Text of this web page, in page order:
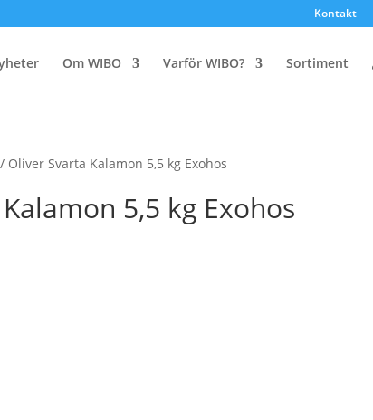
Kontakt
Om WIBO Varför WIBO? Sortiment
Oliver Svarta Kalamon 5,5 kg Exohos
5,5 kg Exohos